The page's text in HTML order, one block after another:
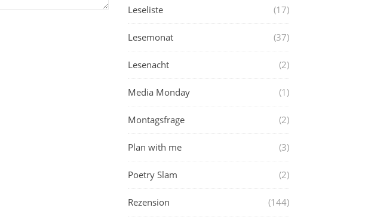
Leseliste (17)
Lesemonat (37)
Lesenacht (2)
Media Monday (1)
Montagsfrage (2)
Plan with me (3)
Poetry Slam (2)
Rezension (144)